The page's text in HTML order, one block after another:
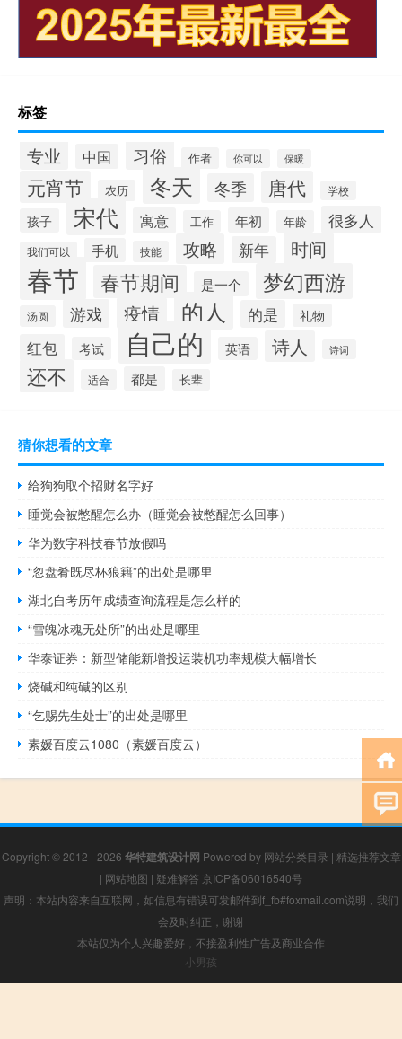
标签
专业 中国 习俗 作者 你可以 保暖
元宵节 农历 冬天 冬季 唐代 学校
孩子 宋代 寓意 工作 年初 年龄 很多人
我们可以 手机 技能 攻略 新年 时间
春节 春节期间 是一个 梦幻西游
汤圆 游戏 疫情 的人 的是 礼物
红包 考试 自己的 英语 诗人 诗词
还不 适合 都是 长辈
猜你想看的文章
给狗狗取个招财名字好
睡觉会被憋醒怎么办（睡觉会被憋醒怎么回事）
华为数字科技春节放假吗
“忽盘肴既尽杯狼籍”的出处是哪里
湖北自考历年成绩查询流程是怎么样的
“雪魄冰魂无处所”的出处是哪里
华泰证券：新型储能新增投运装机功率规模大幅增长
烧碱和纯碱的区别
“乞赐先生处士”的出处是哪里
素媛百度云1080（素媛百度云）
Copyright © 2012 - 2026 华特建筑设计网 Powered by 网站分类目录 | 精选推荐文章
| 网站地图 | 疑难解答 京ICP备06016540号
声明：本站内容来自互联网，如信息有错误可发邮件到f_fb#foxmail.com说明，我们
会及时纠正，谢谢
本站仅为个人兴趣爱好，不接盈利性广告及商业合作
小男孩